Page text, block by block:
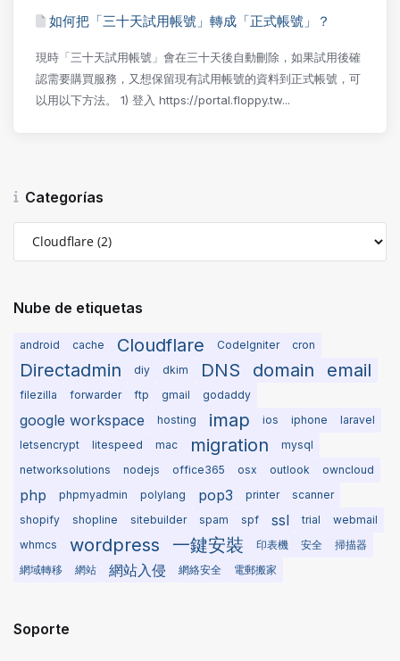
Categorías
Nube de etiquetas
android cache Cloudflare CodeIgniter cron
Directadmin diy dkim DNS domain email
filezilla forwarder ftp gmail godaddy
google workspace hosting imap ios iphone
laravel
letsencrypt
litespeed mac migration
mysql
networksolutions
nodejs office365 osx outlook owncloud
php phpmyadmin polylang pop3 printer
scanner
shopify
shopline sitebuilder spam spf ssl trial
webmail
whmcs
wordpress 一鍵安裝 印表機 安全
掃描器
網域轉移
網站 網站入侵 網絡安全 電郵搬家
Soporte
如何把「三十天試用帳號」轉成「正式帳號」？
現時「三十天試用帳號」會在三十天後自動刪除，如果試用後確
認需要購買服務，又想保留現有試用帳號的資料到正式帳號，可
以用以下方法。 1) 登入 https://portal.floppy.tw...